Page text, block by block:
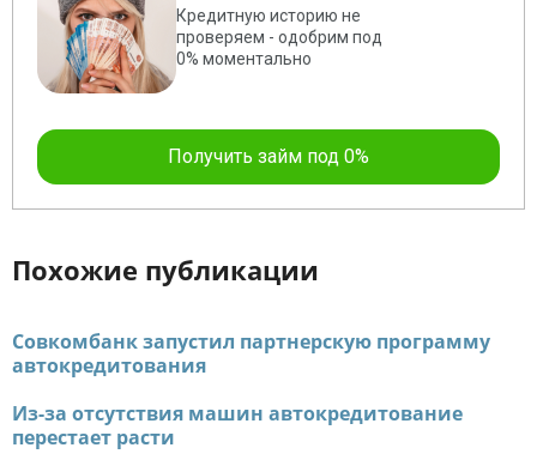
Кредитную историю не
проверяем - одобрим под
0% моментально
Получить займ под 0%
Похожие публикации
Совкомбанк запустил партнерскую программу
автокредитования
Из-за отсутствия машин автокредитование
перестает расти